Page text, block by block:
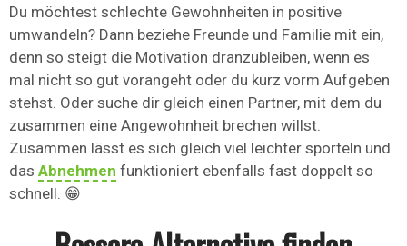
Du möchtest schlechte Gewohnheiten in positive
umwandeln? Dann beziehe Freunde und Familie mit ein,
denn so steigt die Motivation dranzubleiben, wenn es
mal nicht so gut vorangeht oder du kurz vorm Aufgeben
stehst. Oder suche dir gleich einen Partner, mit dem du
zusammen eine Angewohnheit brechen willst.
Zusammen lässt es sich gleich viel leichter sporteln und
das Abnehmen funktioniert ebenfalls fast doppelt so
schnell. 😁